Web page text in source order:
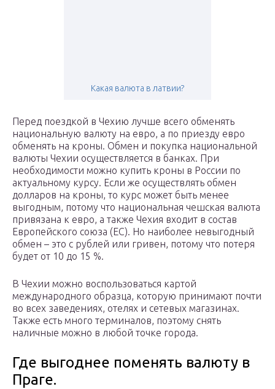
Какая валюта в латвии?
Перед поездкой в Чехию лучше всего обменять
национальную валюту на евро, а по приезду евро
обменять на кроны. Обмен и покупка национальной
валюты Чехии осуществляется в банках. При
необходимости можно купить кроны в России по
актуальному курсу. Если же осуществлять обмен
долларов на кроны, то курс может быть менее
выгодным, потому что национальная чешская валюта
привязана к евро, а также Чехия входит в состав
Европейского союза (ЕС). Но наиболее невыгодный
обмен – это с рублей или гривен, потому что потеря
будет от 10 до 15 %.
В Чехии можно воспользоваться картой
международного образца, которую принимают почти
во всех заведениях, отелях и сетевых магазинах.
Также есть много терминалов, поэтому снять
наличные можно в любой точке города.
Где выгоднее поменять валюту в
Праге.